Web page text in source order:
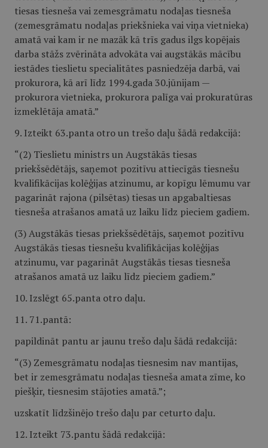
tiesas tiesneša vai zemesgrāmatu nodaļas tiesneša
(zemesgrāmatu nodaļas priekšnieka vai viņa vietnieka)
amatā vai kam ir ne mazāk kā trīs gadus ilgs kopējais
darba stāžs zvērināta advokāta vai augstākās mācību
iestādes tieslietu specialitātes pasniedzēja darbā, vai
prokurora, kā arī līdz 1994.gada 30.jūnijam —
prokurora vietnieka, prokurora palīga vai prokuratūras
izmeklētāja amatā.”
9. Izteikt 63.panta otro un trešo daļu šādā redakcijā:
“(2) Tieslietu ministrs un Augstākās tiesas
priekšsēdētājs, saņemot pozitīvu attiecīgās tiesnešu
kvalifikācijas kolēģijas atzinumu, ar kopīgu lēmumu var
pagarināt rajona (pilsētas) tiesas un apgabaltiesas
tiesneša atrašanos amatā uz laiku līdz pieciem gadiem.
(3) Augstākās tiesas priekšsēdētājs, saņemot pozitīvu
Augstākās tiesas tiesnešu kvalifikācijas kolēģijas
atzinumu, var pagarināt Augstākās tiesas tiesneša
atrašanos amatā uz laiku līdz pieciem gadiem.”
10. Izslēgt 65.panta otro daļu.
11. 71.pantā:
papildināt pantu ar jaunu trešo daļu šādā redakcijā:
“(3) Zemesgrāmatu nodaļas tiesnesim nav mantijas,
bet ir zemesgrāmatu nodaļas tiesneša amata zīme, ko
piešķir, tiesnesim stājoties amatā.”;
uzskatīt līdzšinējo trešo daļu par ceturto daļu.
12. Izteikt 73.pantu šādā redakcijā: